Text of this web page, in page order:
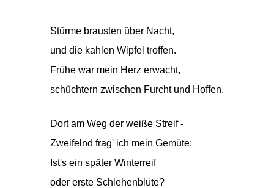
Stürme brausten über Nacht,
und die kahlen Wipfel troffen.
Frühe war mein Herz erwacht,
schüchtern zwischen Furcht und Hoffen.
Dort am Weg der weiße Streif -
Zweifelnd frag' ich mein Gemüte:
Ist's ein später Winterreif
oder erste Schlehenblüte?